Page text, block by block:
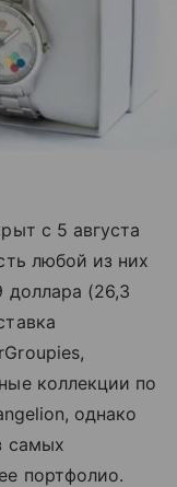
с 5 августа
любой из них
доллара (26,3
коллекции по
однако
самых
портфолио.